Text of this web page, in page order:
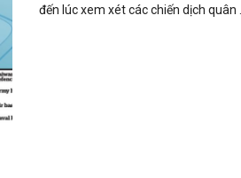
đến lúc xem xét các chiến dịch quân ...